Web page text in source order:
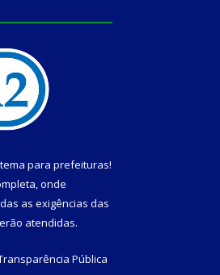
para prefeituras!
onde
as exigências das
atendidas.
Pública